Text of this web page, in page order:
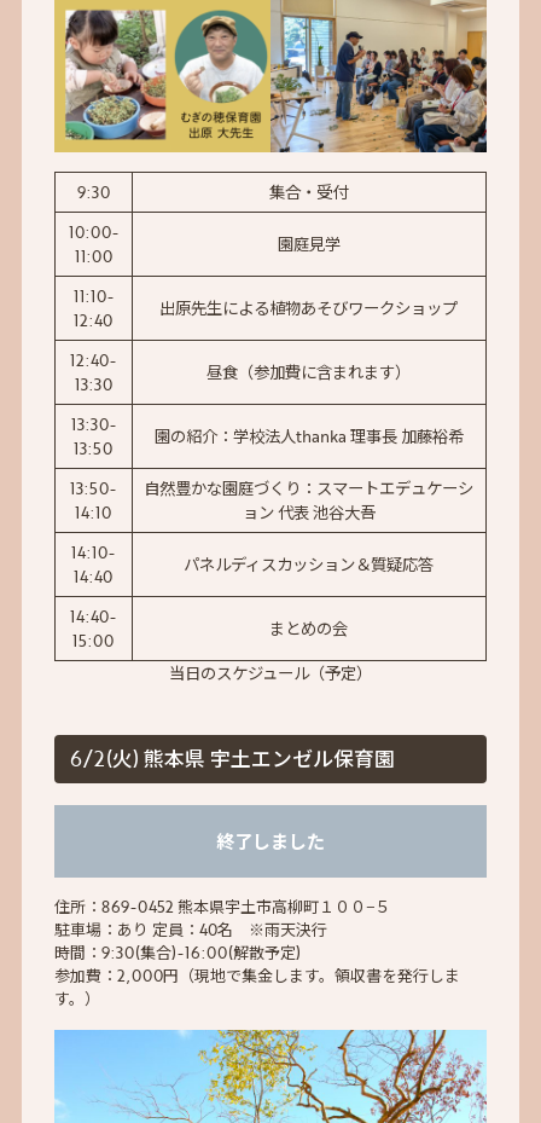
9:30
集合・受付
10:00-
11:00
園庭見学
11:10-
12:40
出原先生による植物あそびワークショップ
12:40-
13:30
昼食（参加費に含まれます）
13:30-
13:50
園の紹介：学校法人thanka 理事長 加藤裕希
13:50-
14:10
自然豊かな園庭づくり：スマートエデュケーシ
ョン 代表 池谷大吾
14:10-
14:40
パネルディスカッション＆質疑応答
14:40-
15:00
まとめの会
当日のスケジュール（予定）
6/2(火) 熊本県 宇土エンゼル保育園
終了しました
住所：869-0452 熊本県宇土市高柳町１００−５
駐車場：あり 定員：40名 ※雨天決行
時間：9:30(集合)-16:00(解散予定)
参加費：2,000円（現地で集金します。領収書を発行しま
す。）